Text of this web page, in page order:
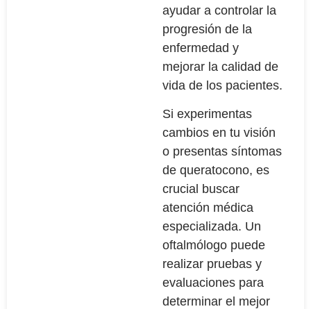
ayudar a controlar la
progresión de la
enfermedad y
mejorar la calidad de
vida de los pacientes.
Si experimentas
cambios en tu visión
o presentas síntomas
de queratocono, es
crucial buscar
atención médica
especializada. Un
oftalmólogo puede
realizar pruebas y
evaluaciones para
determinar el mejor